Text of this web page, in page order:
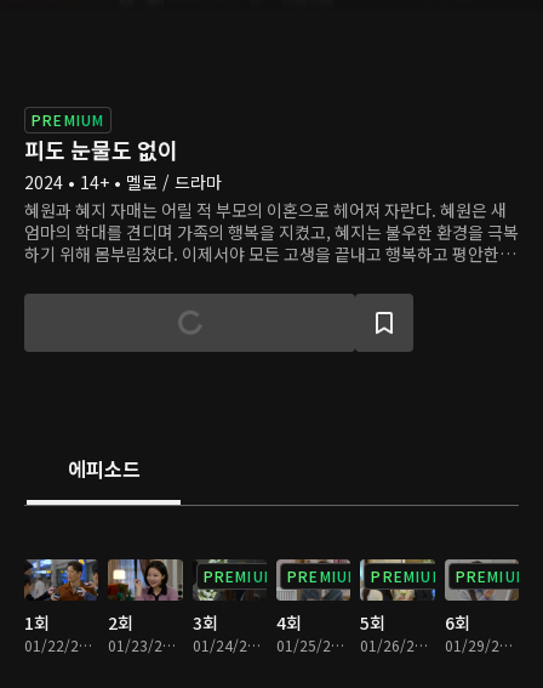
PREMIUM
피도 눈물도 없이
2024 • 14+ • 멜로 / 드라마
혜원과 혜지 자매는 어릴 적 부모의 이혼으로 헤어져 자란다. 혜원은 새
엄마의 학대를 견디며 가족의 행복을 지켰고, 혜지는 불우한 환경을 극복
하기 위해 몸부림쳤다. 이제서야 모든 고생을 끝내고 행복하고 평안한 생
은은 자신의 불행의 원인이 언니 혜원이라 생각하고 복수를 위해 언니의
에피소드
1회
01/22/2024 • 34분
2회
01/23/2024 • 33분
PREMIUM
3회
01/24/2024 • 32분
PREMIUM
4회
01/25/2024 • 33분
PREMIUM
5회
01/26/2024 • 32분
PREMIUM
6회
01/29/2024 • 33분